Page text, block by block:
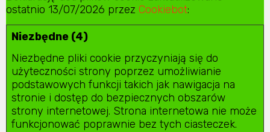
ostatnio 13/07/2026 przez Cookiebot:
Niezbędne (4)
Niezbędne pliki cookie przyczyniają się do
użyteczności strony poprzez umożliwianie
podstawowych funkcji takich jak nawigacja na
stronie i dostęp do bezpiecznych obszarów
strony internetowej. Strona internetowa nie może
funkcjonować poprawnie bez tych ciasteczek.